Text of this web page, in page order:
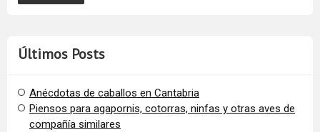
Últimos Posts
Anécdotas de caballos en Cantabria
Piensos para agapornis, cotorras, ninfas y otras aves de
compañía similares